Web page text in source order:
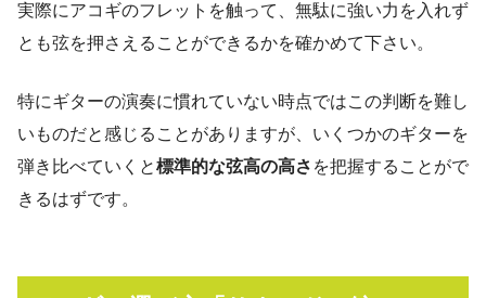
実際にアコギのフレットを触って、無駄に強い力を入れず
とも弦を押さえることができるかを確かめて下さい。
特にギターの演奏に慣れていない時点ではこの判断を難し
いものだと感じることがありますが、いくつかのギターを
弾き比べていくと標準的な弦高の高さ を把握することがで
きるはずです。